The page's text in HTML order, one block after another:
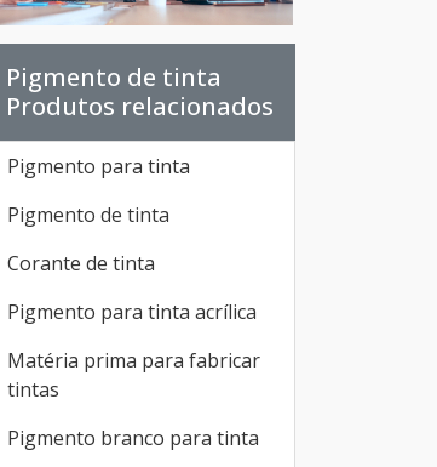
Pigmento de tinta
Produtos relacionados
Pigmento para tinta
Pigmento de tinta
Corante de tinta
Pigmento para tinta acrílica
Matéria prima para fabricar
tintas
Pigmento branco para tinta